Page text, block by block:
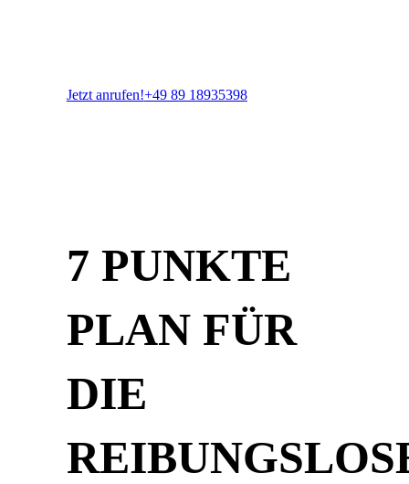
Jetzt anrufen!+49 89 18935398
7 PUNKTE
PLAN FÜR
DIE